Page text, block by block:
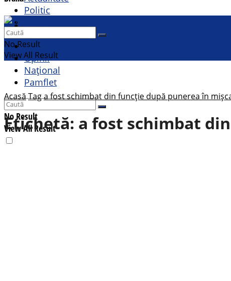
Contact
Politic
Cultural
Opinii
Național
Pamflet
No Result
View All Result
No Result
View All Result
AcasăTaga fost schimbat din funcție după punerea în
Etichetă: a fost schimbat